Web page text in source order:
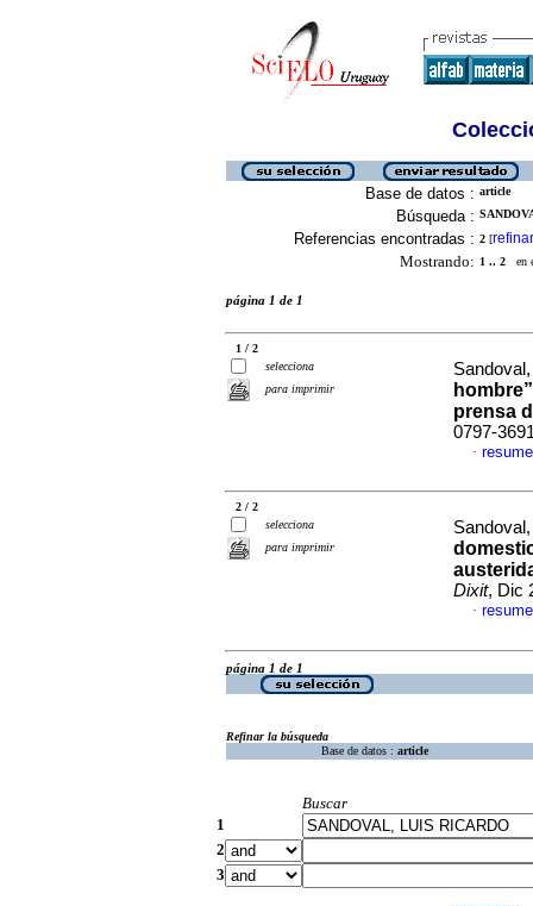
Base de datos : article
Búsqueda :
Referencias encontradas : 2 [refinar
Mostrando: 1 .. 2 en
página 1 de 1
1 / 2
selecciona
para imprimir
prensa
0797-
·
2 / 2
selecciona
para imprimir
Dixit, Dic
·
página 1 de 1
Refinar la búsqueda
Base de datos : article
Buscar
1
2
3